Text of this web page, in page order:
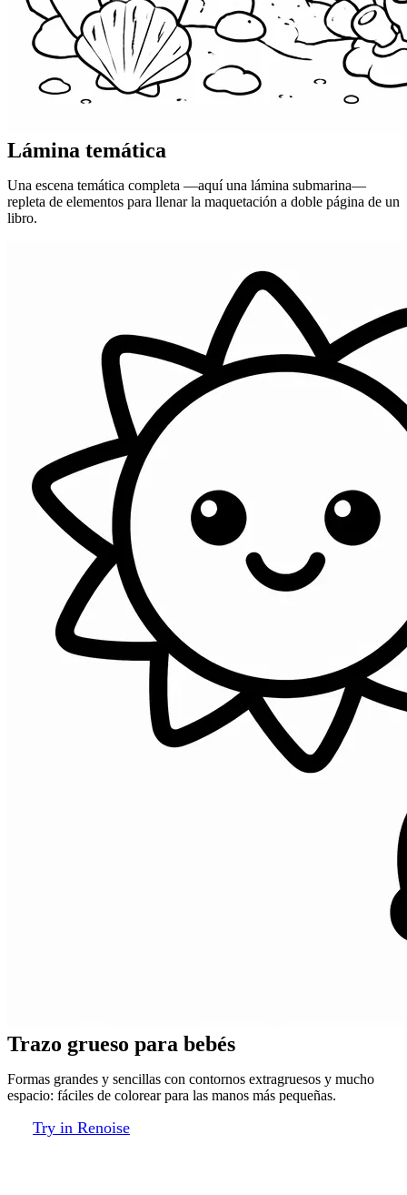
Lámina temática
Una escena temática completa —aquí una lámina submarina—
repleta de elementos para llenar la maquetación a doble página de un
libro.
Trazo grueso para bebés
Formas grandes y sencillas con contornos extragruesos y mucho
espacio: fáciles de colorear para las manos más pequeñas.
Try in Renoise